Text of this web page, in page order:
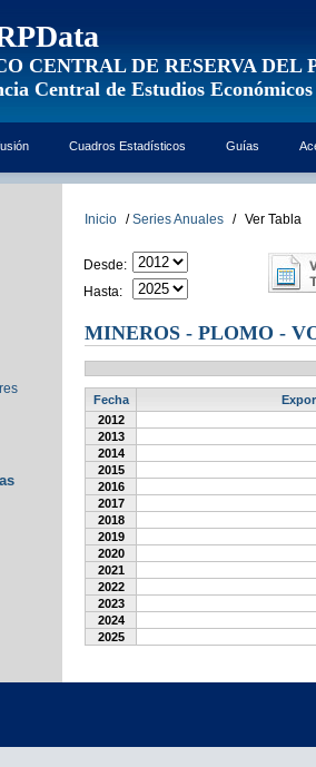
CENTRAL DE RESERVA DEL
Central de Estudios Económicos
Cuadros Estadísticos Guías
Inicio / Series Anuales / Ver Tabla
Desde:
Hasta:
MINEROS - PLOMO -
Fecha
2012
2013
2014
2015
2016
2017
2018
2019
2020
2021
2022
2023
2024
2025